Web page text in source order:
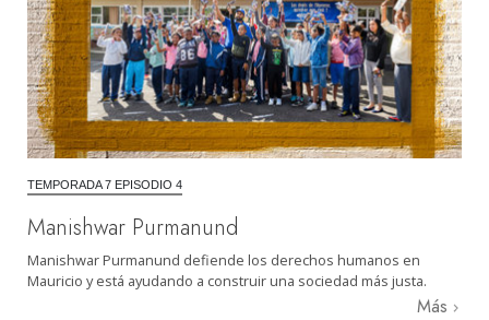
TEMPORADA 7 EPISODIO 4
Manishwar Purmanund
Manishwar Purmanund defiende los derechos humanos en
Mauricio y está ayudando a construir una sociedad más justa.
Más